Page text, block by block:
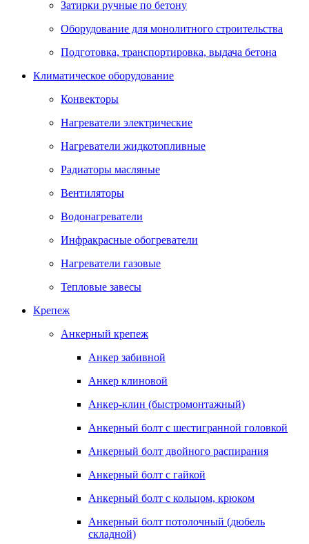
Затирки ручные по бетону
Оборудование для монолитного строительства
Подготовка, транспортировка, выдача бетона
Климатическое оборудование
Конвекторы
Нагреватели электрические
Нагреватели жидкотопливные
Радиаторы масляные
Вентиляторы
Водонагреватели
Инфракрасные обогреватели
Нагреватели газовые
Тепловые завесы
Крепеж
Анкерный крепеж
Анкер забивной
Анкер клиновой
Анкер-клин (быстромонтажный)
Анкерный болт с шестигранной головкой
Анкерный болт двойного распирания
Анкерный болт с гайкой
Анкерный болт с кольцом, крюком
Анкерный болт потолочный (дюбель
складной)